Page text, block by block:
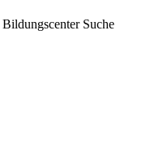
Bildungscenter Suche